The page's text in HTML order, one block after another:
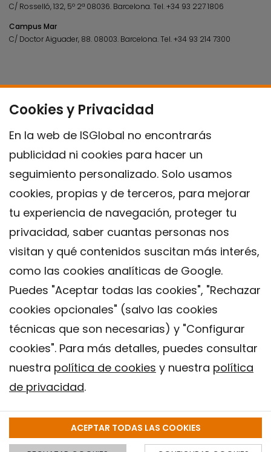
Cookies y Privacidad
En la web de ISGlobal no encontrarás
publicidad ni cookies para hacer un
seguimiento personalizado. Solo usamos
cookies, propias y de terceros, para mejorar
tu experiencia de navegación, proteger tu
privacidad, saber cuantas personas nos
visitan y qué contenidos suscitan más interés,
como las cookies analíticas de Google.
Puedes "Aceptar todas las cookies", "Rechazar
cookies opcionales" (salvo las cookies
técnicas que son necesarias) y "Configurar
cookies". Para más detalles, puedes consultar
nuestra política de cookies y nuestra política
de privacidad.
ACEPTAR TODAS LAS COOKIES
C/ Rosselló, 132, 5º 2ª 08036. Barcelona.Tel.+34 93 227 1806
Campus Mar
C/ Doctor Aiguader, 88. 08003. Barcelona.Tel.+34 93 214 7300
Contacto
Política de privacidad
Política de Cookies
Instituto de Salud Global de Barcelona (ISGlobal), 2018.